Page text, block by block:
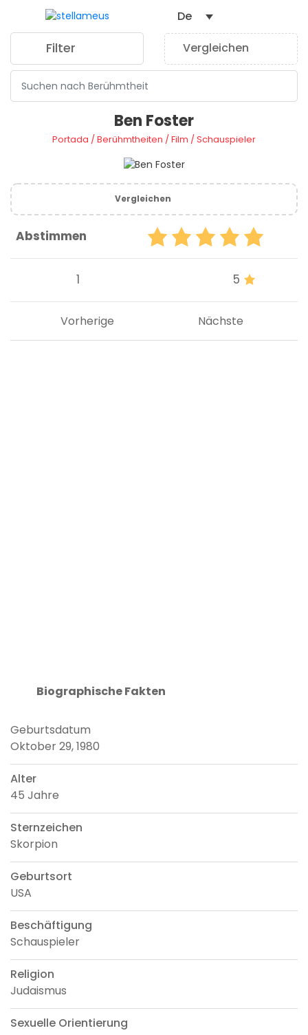
Filter Vergleichen
De
Ben Foster
Portada /Berühmtheiten /Film /Schauspieler
Vergleichen
Abstimmen
1 5
Nächste
Vorherige
Biographische Fakten
Geburtsdatum
Oktober 29, 1980
Alter
45 Jahre
Sternzeichen
Skorpion
Geburtsort
USA
Beschäftigung
Schauspieler
Religion
Judaismus
Sexuelle Orientierung